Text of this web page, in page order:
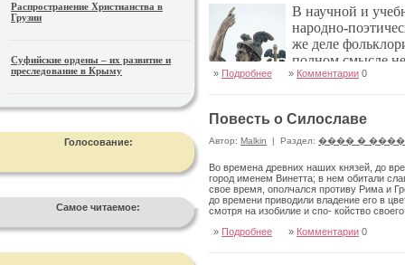
Распространение Христианства в
Грузии
Суфийские ордены – их развитие и
преследование в Крыму
Голосование:
Самое читаемое:
В научной и
народно-
же деле
полном смысле
передачи
» Подробнее » Комментарии 0
Повесть о Силославе
Автор: Malkin | Раздел: ���� �
Во времена древних наших князей, до
город именем Винетта; в нем обитали
свое время, ополчался противу Рима и
до времени приводили владение его в
смотря на изобилие и спо- койство
» Подробнее » Комментарии 0